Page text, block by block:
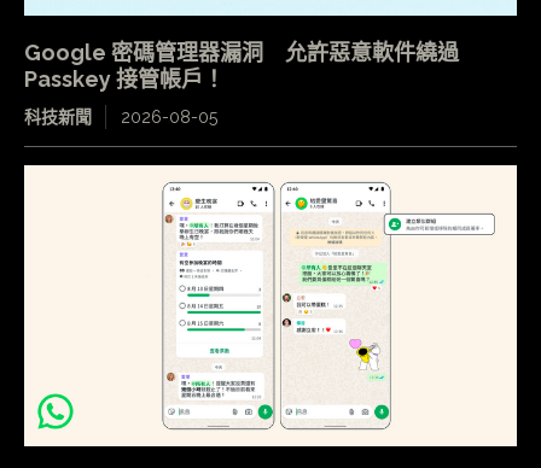
Google 密碼管理器漏洞 允許惡意軟件繞過
Passkey 接管帳戶！
科技新聞 2026-08-05